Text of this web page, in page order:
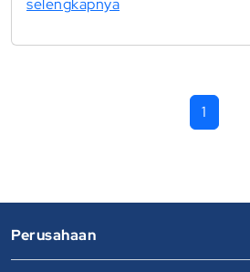
selengkapnya
1
Perusahaan